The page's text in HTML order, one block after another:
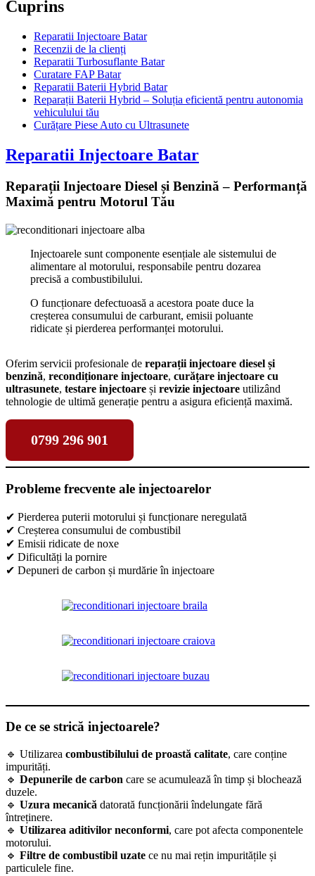
Cuprins
Reparatii Injectoare Batar
Recenzii de la clienți
Reparatii Turbosuflante Batar
Curatare FAP Batar
Reparatii Baterii Hybrid Batar
Reparații Baterii Hybrid – Soluția eficientă pentru autonomia
vehiculului tău
Curățare Piese Auto cu Ultrasunete
Reparatii Injectoare Batar
Reparații Injectoare Diesel și Benzină – Performanță
Maximă pentru Motorul Tău
Injectoarele sunt componente esențiale ale sistemului de
alimentare al motorului, responsabile pentru dozarea
precisă a combustibilului.
O funcționare defectuoasă a acestora poate duce la
creșterea consumului de carburant, emisii poluante
ridicate și pierderea performanței motorului.
Oferim servicii profesionale de reparații injectoare diesel și
benzină, recondiționare injectoare, curățare injectoare cu
ultrasunete, testare injectoare și revizie injectoare utilizând
tehnologie de ultimă generație pentru a asigura eficiență maximă.
0799 296 901
Probleme frecvente ale injectoarelor
✔ Pierderea puterii motorului și funcționare neregulată
✔ Creșterea consumului de combustibil
✔ Emisii ridicate de noxe
✔ Dificultăți la pornire
✔ Depuneri de carbon și murdărie în injectoare
De ce se strică injectoarele?
🔹 Utilizarea combustibilului de proastă calitate, care conține
impurități.
🔹 Depunerile de carbon care se acumulează în timp și blochează
duzele.
🔹 Uzura mecanică datorată funcționării îndelungate fără
întreținere.
🔹 Utilizarea aditivilor neconformi, care pot afecta componentele
motorului.
🔹 Filtre de combustibil uzate ce nu mai rețin impuritățile și
particulele fine.